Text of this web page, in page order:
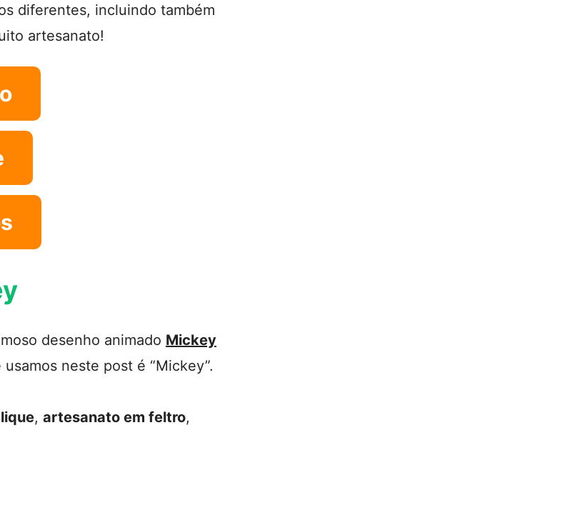
diferentes, incluindo também
artesanato!
desenho animado Mickey
neste post é “Mickey”.
, artesanato em feltro,